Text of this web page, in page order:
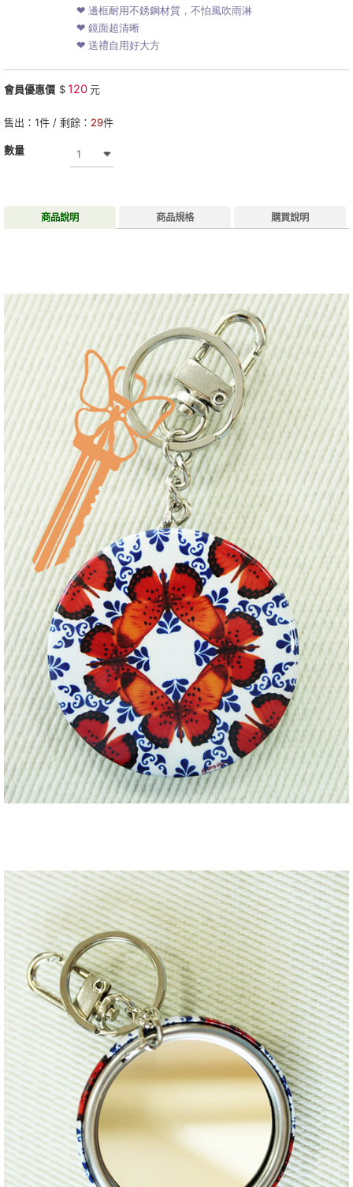
❤ 邊框耐用不銹鋼材質，不怕風吹雨淋
❤ 鏡面超清晰
❤ 送禮自用好大方
會員優惠價 $120元
售出： 1件 / 剩餘： 29件
數量
商品說明 商品規格 購買說明